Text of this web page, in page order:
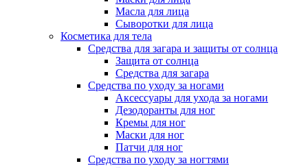
Масла для лица
Сыворотки для лица
Косметика для тела
Средства для загара и защиты от солнца
Защита от солнца
Средства для загара
Средства по уходу за ногами
Аксессуары для ухода за ногами
Дезодоранты для ног
Кремы для ног
Маски для ног
Патчи для ног
Средства по уходу за ногтями